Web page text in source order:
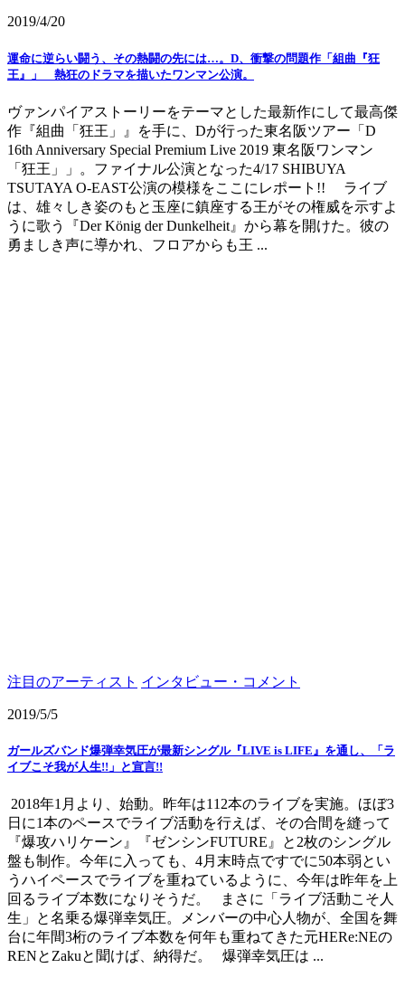
2019/4/20
運命に逆らい闘う、その熱闘の先には…。D、衝撃の問題作「組曲『狂
王』」 熱狂のドラマを描いたワンマン公演。
ヴァンパイアストーリーをテーマとした最新作にして最高傑
作『組曲「狂王」』を手に、Dが行った東名阪ツアー「D
16th Anniversary Special Premium Live 2019 東名阪ワンマン
「狂王」」。ファイナル公演となった4/17 SHIBUYA
TSUTAYA O-EAST公演の模様をここにレポート!! ライブ
は、雄々しき姿のもと玉座に鎮座する王がその権威を示すよ
うに歌う『Der König der Dunkelheit』から幕を開けた。彼の
勇ましき声に導かれ、フロアからも王 ...
注目のアーティスト インタビュー・コメント
2019/5/5
ガールズバンド爆弾幸気圧が最新シングル『LIVE is LIFE』を通し、「ラ
イブこそ我が人生!!」と宣言!!
2018年1月より、始動。昨年は112本のライブを実施。ほぼ3
日に1本のペースでライブ活動を行えば、その合間を縫って
『爆攻ハリケーン』『ゼンシンFUTURE』と2枚のシングル
盤も制作。今年に入っても、4月末時点ですでに50本弱とい
うハイペースでライブを重ねているように、今年は昨年を上
回るライブ本数になりそうだ。 まさに「ライブ活動こそ人
生」と名乗る爆弾幸気圧。メンバーの中心人物が、全国を舞
台に年間3桁のライブ本数を何年も重ねてきた元HERe:NEの
RENとZakuと聞けば、納得だ。 爆弾幸気圧は ...